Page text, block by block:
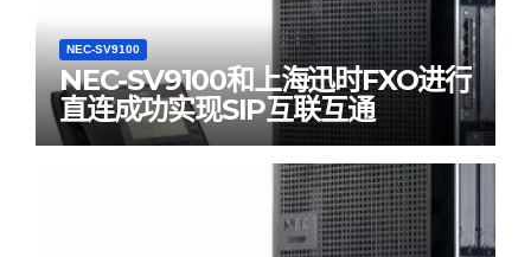
NEC-SV9100
NEC-SV9100和上海迅时FXO进行
直连成功实现SIP互联互通